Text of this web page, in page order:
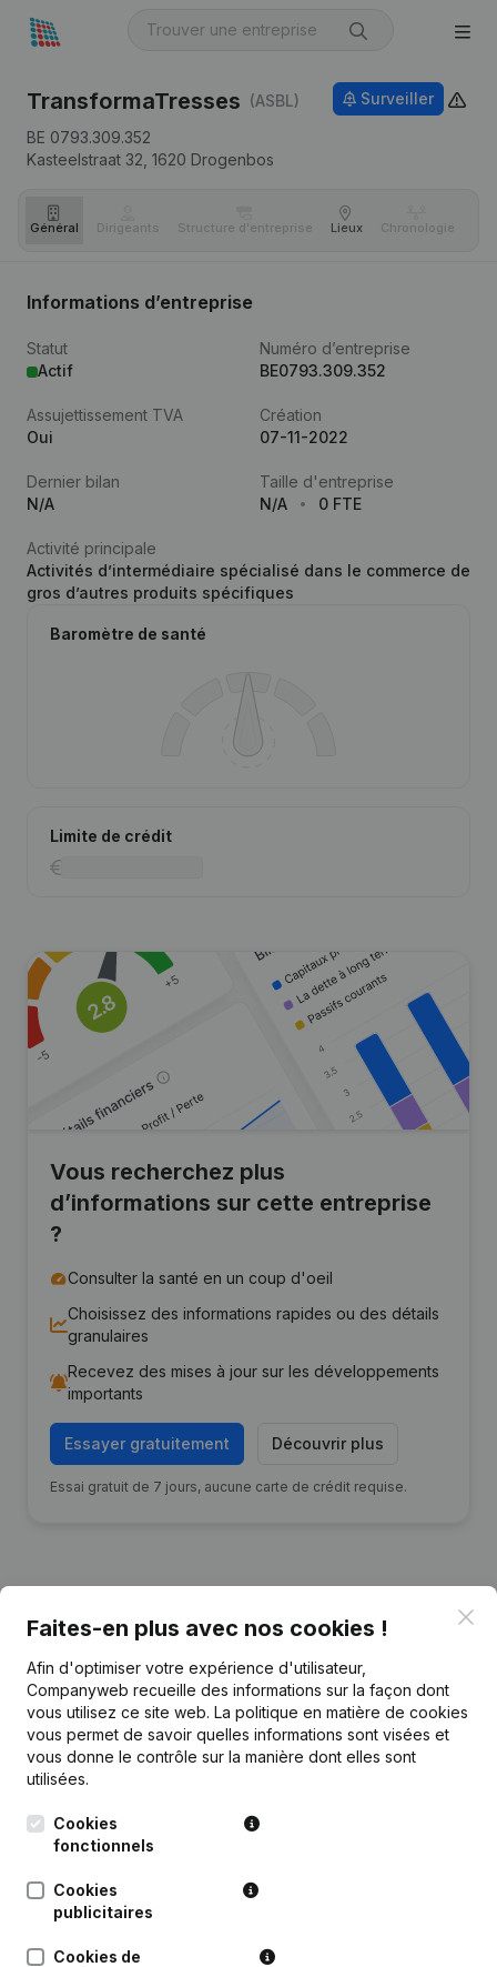
TransformaTresses (ASBL)
BE 0793.309.352
Kasteelstraat 32, 1620 Drogenbos
Surveiller
Général Dirigeants Structure d'entreprise Lieux Chronologie
Informations d’entreprise
Statut
Actif
Numéro d’entreprise
BE0793.309.352
Assujettissement TVA
Oui
Création
07-11-2022
Dernier bilan
N/A
Taille d'entreprise
N/A
0 FTE
Activité principale
Activités d’intermédiaire spécialisé dans le commerce de
gros d’autres produits spécifiques
Baromètre de santé
Limite de crédit
Vous recherchez plus
d’informations sur cette entreprise
?
Consulter la santé en un coup d'oeil
Choisissez des informations rapides ou des détails
granulaires
Recevez des mises à jour sur les développements
importants
Essayer gratuitement Découvrir plus
Essai gratuit de 7 jours, aucune carte de crédit requise.
Publicationsde TransformaTresses
Date Publication
09-11-2022
Rubrique Constitution (Nouvelle
Personne Morale, Ouverture
Questions fréquemment posées
Faites-en plus avec nos cookies !
Afin d'optimiser votre expérience d'utilisateur,
Companyweb recueille des informations sur la façon dont
vous utilisez ce site web. La politique en matière de cookies
vous permet de savoir quelles informations sont visées et
vous donne le contrôle sur la manière dont elles sont
utilisées.
Cookies
fonctionnels
Cookies
publicitaires
Cookies de